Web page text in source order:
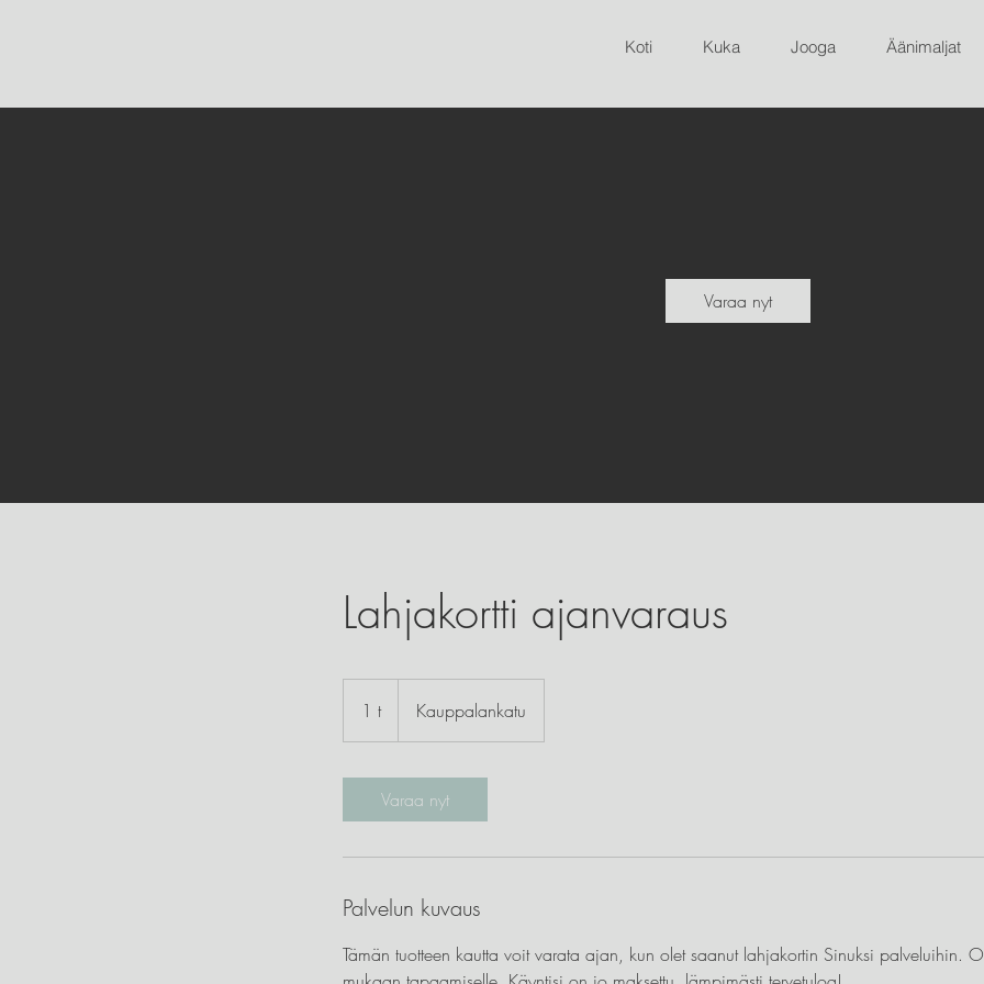
Koti Kuka Jooga Äänimaljat
Varaa nyt
Lahjakortti ajanvaraus
1 t1 Kauppalankatu
Varaa nyt
Palvelun kuvaus
Tämän tuotteen kautta voit varata ajan, kun olet saanut lahjakortin Sinuksi palveluihin.